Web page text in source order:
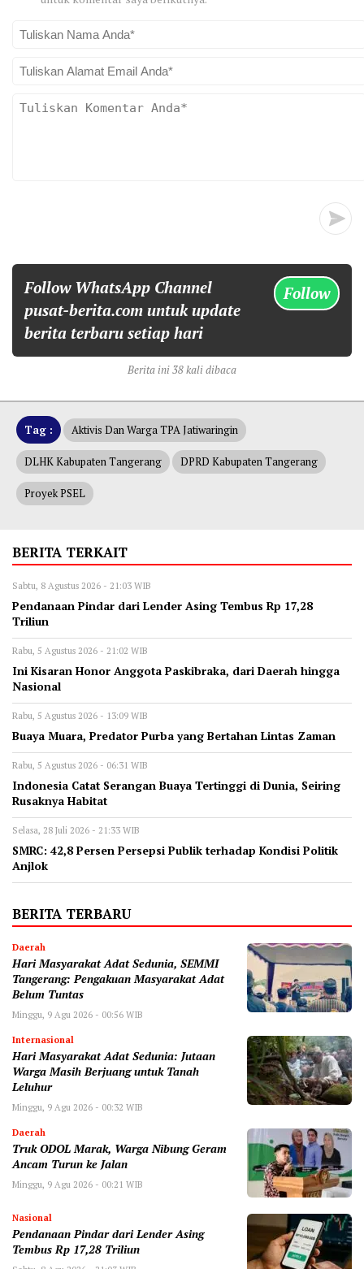
Follow WhatsApp Channel
pusat-berita.com untuk update
berita terbaru setiap hari
Follow
Berita ini 38 kali dibaca
Tag : Aktivis Dan Warga TPA Jatiwaringin
DLHK Kabupaten Tangerang DPRD Kabupaten Tangerang
Proyek PSEL
BERITA TERKAIT
Sabtu, 8 Agustus 2026 - 21:03 WIB
Pendanaan Pindar dari Lender Asing Tembus Rp 17,28
Triliun
Rabu, 5 Agustus 2026 - 21:02 WIB
Ini Kisaran Honor Anggota Paskibraka, dari Daerah hingga
Nasional
Rabu, 5 Agustus 2026 - 13:09 WIB
‎Buaya Muara, Predator Purba yang Bertahan Lintas Zaman
Rabu, 5 Agustus 2026 - 06:31 WIB
Indonesia Catat Serangan Buaya Tertinggi di Dunia, Seiring
Rusaknya Habitat
Selasa, 28 Juli 2026 - 21:33 WIB
‎SMRC: 42,8 Persen Persepsi Publik terhadap Kondisi Politik
Anjlok
BERITA TERBARU
Daerah
Hari Masyarakat Adat Sedunia, SEMMI
Tangerang: Pengakuan Masyarakat Adat
Belum Tuntas
Minggu, 9 Agu 2026 - 00:56 WIB
Internasional
Hari Masyarakat Adat Sedunia: Jutaan
Warga Masih Berjuang untuk Tanah
Leluhur
Minggu, 9 Agu 2026 - 00:32 WIB
Daerah
Truk ODOL Marak, Warga Nibung Geram
Ancam Turun ke Jalan
Minggu, 9 Agu 2026 - 00:21 WIB
Nasional
Pendanaan Pindar dari Lender Asing
Tembus Rp 17,28 Triliun